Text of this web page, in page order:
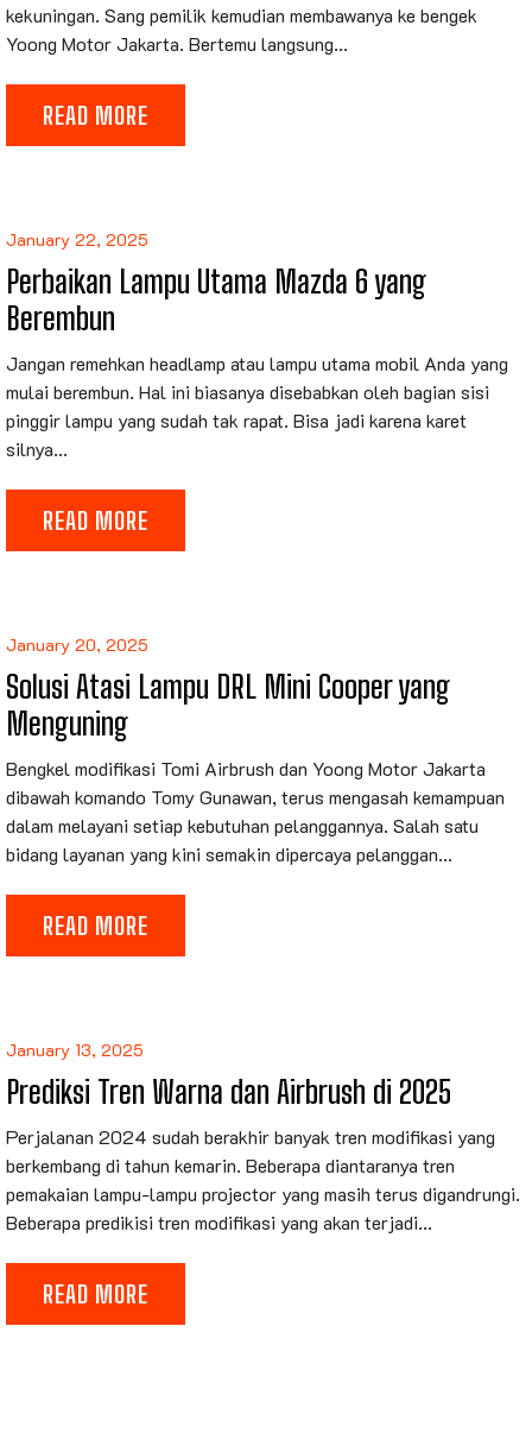
kekuningan. Sang pemilik kemudian membawanya ke bengek
Yoong Motor Jakarta. Bertemu langsung...
READ MORE
January 22, 2025
Perbaikan Lampu Utama Mazda 6 yang
Berembun
Jangan remehkan headlamp atau lampu utama mobil Anda yang
mulai berembun. Hal ini biasanya disebabkan oleh bagian sisi
pinggir lampu yang sudah tak rapat. Bisa jadi karena karet
silnya...
READ MORE
January 20, 2025
Solusi Atasi Lampu DRL Mini Cooper yang
Menguning
Bengkel modifikasi Tomi Airbrush dan Yoong Motor Jakarta
dibawah komando Tomy Gunawan, terus mengasah kemampuan
dalam melayani setiap kebutuhan pelanggannya. Salah satu
bidang layanan yang kini semakin dipercaya pelanggan...
READ MORE
January 13, 2025
Prediksi Tren Warna dan Airbrush di 2025
Perjalanan 2024 sudah berakhir banyak tren modifikasi yang
berkembang di tahun kemarin. Beberapa diantaranya tren
pemakaian lampu-lampu projector yang masih terus digandrungi.
Beberapa predikisi tren modifikasi yang akan terjadi...
READ MORE